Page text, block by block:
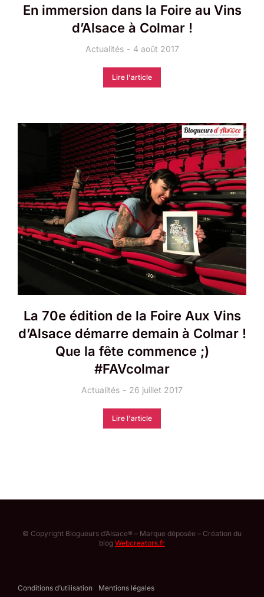
En immersion dans la Foire au Vins
d’Alsace à Colmar !
Actualités 4 août 2017
Lire l'article
La 70e édition de la Foire Aux Vins
d’Alsace démarre demain à Colmar !
Que la fête commence ;)
#FAVcolmar
Actualités 26 juillet 2017
Lire l'article
© Copyright Blogueurs d’Alsace® – Marque déposée – Création du
blog Webcreators.fr
Conditions d’utilisation Mentions légales